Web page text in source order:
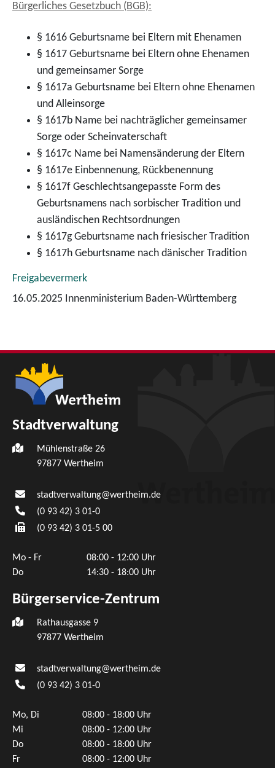
Bürgerliches Gesetzbuch (BGB):
§ 1616 Geburtsname bei Eltern mit Ehenamen
§ 1617 Geburtsname bei Eltern ohne Ehenamen
und gemeinsamer Sorge
§ 1617a Geburtsname bei Eltern ohne Ehenamen
und Alleinsorge
§ 1617b Name bei nachträglicher gemeinsamer
Sorge oder Scheinvaterschaft
§ 1617c Name bei Namensänderung der Eltern
§ 1617e Einbennenung, Rückbenennung
§ 1617f Geschlechtsangepasste Form des
Geburtsnamens nach sorbischer Tradition und
ausländischen Rechtsordnungen
§ 1617g Geburtsname nach friesischer Tradition
§ 1617h Geburtsname nach dänischer Tradition
Freigabevermerk
16.05.2025 Innenministerium Baden-Württemberg
Stadtverwaltung
Mühlenstraße 26
97877 Wertheim
stadtverwaltung@wertheim.de
(0 93 42) 3 01-0
(0 93 42) 3 01-5 00
Mo - Fr
08:00 - 12:00 Uhr
Do
14:30 - 18:00 Uhr
Bürgerservice-Zentrum
Rathausgasse 9
97877 Wertheim
stadtverwaltung@wertheim.de
(0 93 42) 3 01-0
Mo, Di
08:00 - 18:00 Uhr
Mi
08:00 - 12:00 Uhr
Do
08:00 - 18:00 Uhr
Fr
08:00 - 12:00 Uhr